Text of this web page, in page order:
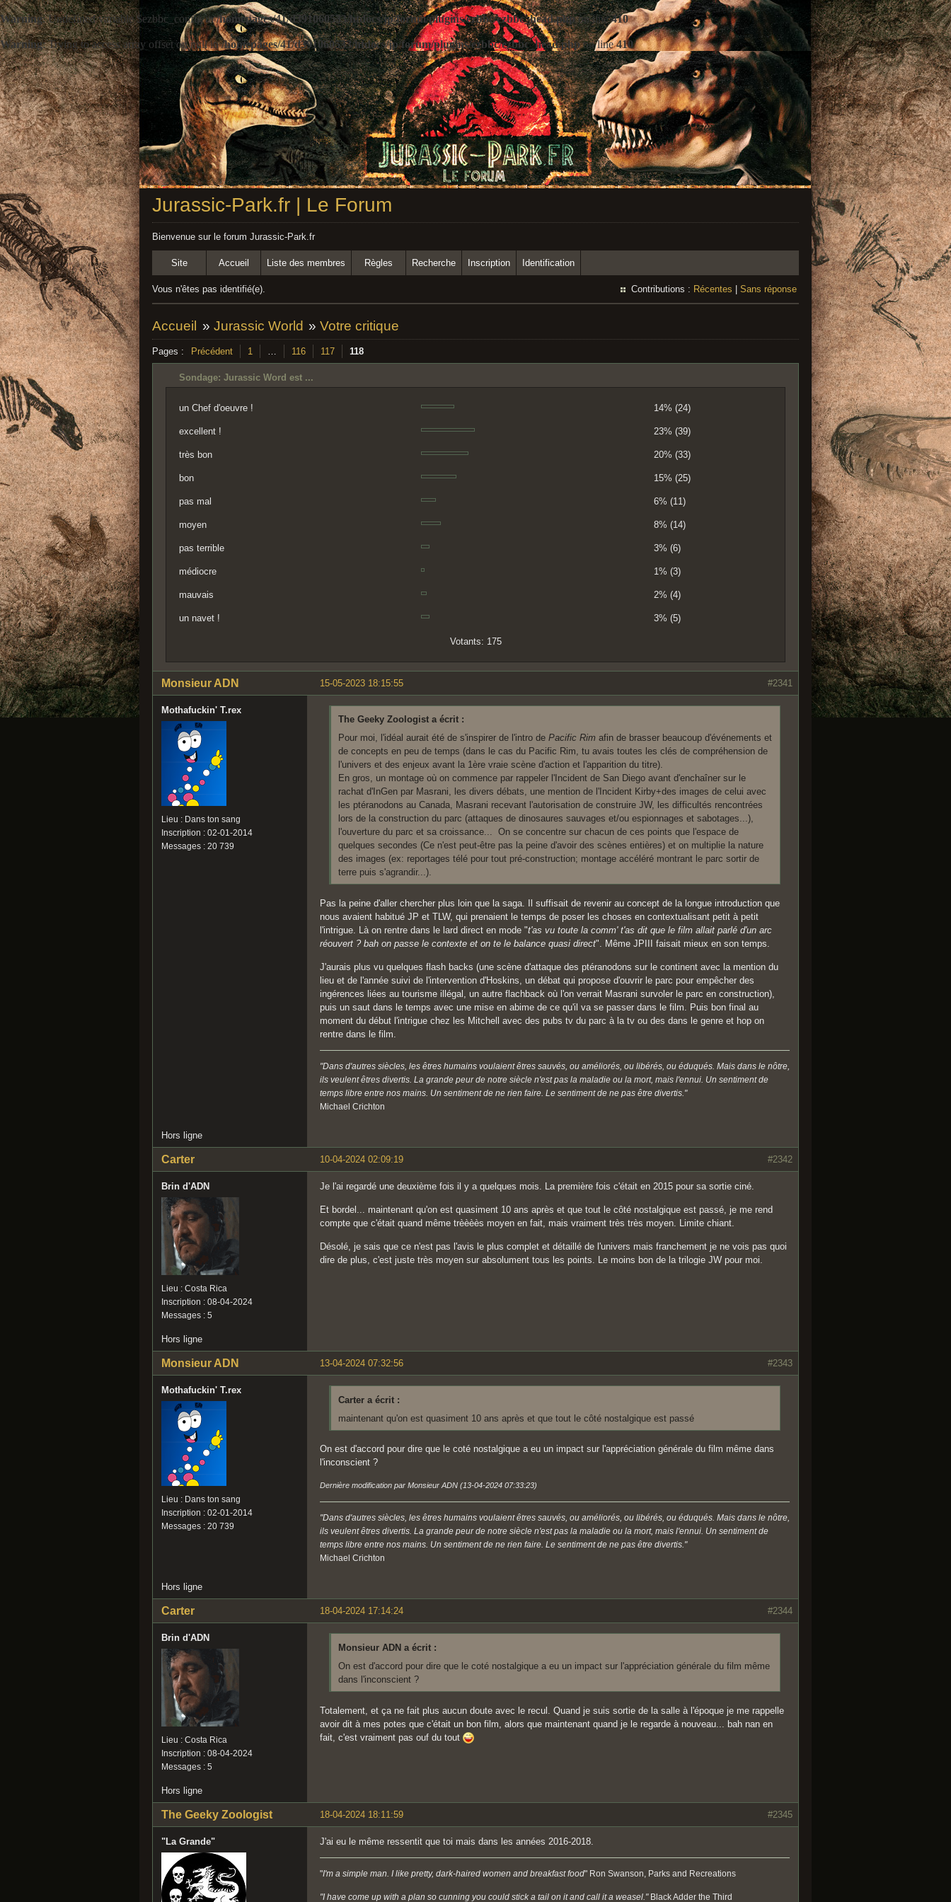
Warning: Undefined variable $ezbbc_config in/homepages/41/d391060533/htdocs/jp/forum/plugins/ezbbc/ezbbc_head.phpon line410
Warning: Trying to access array offset on null in/homepages/41/d391060533/htdocs/jp/forum/plugins/ezbbc/ezbbc_head.phpon line410
Jurassic-Park.fr | Le Forum
Bienvenue sur le forum Jurassic-Park.fr
Site Accueil Liste des membres Règles Recherche Inscription Identification
Vous n'êtes pas identifié(e). Contributions : Récentes Sans réponse
Accueil » Jurassic World »Votre critique
Pages : Précédent 1 … 116 117 118
Sondage: Jurassic Word est ...
un Chef d'oeuvre ! 14% (24)
excellent ! 23% (39)
très bon 20% (33)
bon 15% (25)
pas mal 6% (11)
moyen 8% (14)
pas terrible 3% (6)
médiocre 1% (3)
mauvais 2% (4)
un navet ! 3% (5)
Votants: 175
#2341
15-05-2023 18:15:55
Monsieur ADN
Mothafuckin' T.rex
Lieu : Dans ton sang
Inscription : 02-01-2014
Messages : 20 739
The Geeky Zoologist a écrit :
Pour moi, l'idéal aurait été de s'inspirer de l'intro de Pacific Rim afin de brasser beaucoup d'événements et
de concepts en peu de temps (dans le cas du Pacific Rim, tu avais toutes les clés de compréhension de
l'univers et des enjeux avant la 1ère vraie scène d'action et l'apparition du titre).
En gros, un montage où on commence par rappeler l'Incident de San Diego avant d'enchaîner sur le
rachat d'InGen par Masrani, les divers débats, une mention de l'Incident Kirby+des images de celui avec
les ptéranodons au Canada, Masrani recevant l'autorisation de construire JW, les difficultés rencontrées
lors de la construction du parc (attaques de dinosaures sauvages et/ou espionnages et sabotages...),
l'ouverture du parc et sa croissance... On se concentre sur chacun de ces points que l'espace de
quelques secondes (Ce n'est peut-être pas la peine d'avoir des scènes entières) et on multiplie la nature
des images (ex: reportages télé pour tout pré-construction; montage accéléré montrant le parc sortir de
terre puis s'agrandir...).
Pas la peine d'aller chercher plus loin que la saga. Il suffisait de revenir au concept de la longue introduction que
nous avaient habitué JP et TLW, qui prenaient le temps de poser les choses en contextualisant petit à petit
l'intrigue. Là on rentre dans le lard direct en mode "t'as vu toute la comm' t'as dit que le film allait parlé d'un arc
réouvert ? bah on passe le contexte et on te le balance quasi direct". Même JPIII faisait mieux en son temps.
J'aurais plus vu quelques flash backs (une scène d'attaque des ptéranodons sur le continent avec la mention du
lieu et de l'année suivi de l'intervention d'Hoskins, un débat qui propose d'ouvrir le parc pour empêcher des
ingérences liées au tourisme illégal, un autre flachback où l'on verrait Masrani survoler le parc en construction),
puis un saut dans le temps avec une mise en abime de ce qu'il va se passer dans le film. Puis bon final au
moment du début l'intrigue chez les Mitchell avec des pubs tv du parc à la tv ou des dans le genre et hop on
rentre dans le film.
"Dans d'autres siècles, les êtres humains voulaient êtres sauvés, ou améliorés, ou libérés, ou éduqués. Mais dans le nôtre,
ils veulent êtres divertis. La grande peur de notre siècle n'est pas la maladie ou la mort, mais l'ennui. Un sentiment de
temps libre entre nos mains. Un sentiment de ne rien faire. Le sentiment de ne pas être divertis."
Michael Crichton
Hors ligne
#2342
10-04-2024 02:09:19
Carter
Brin d'ADN
Lieu : Costa Rica
Inscription : 08-04-2024
Messages : 5
Je l'ai regardé une deuxième fois il y a quelques mois. La première fois c'était en 2015 pour sa sortie ciné.
Et bordel... maintenant qu'on est quasiment 10 ans après et que tout le côté nostalgique est passé, je me rend
compte que c'était quand même trèèèès moyen en fait, mais vraiment très très moyen. Limite chiant.
Désolé, je sais que ce n'est pas l'avis le plus complet et détaillé de l'univers mais franchement je ne vois pas quoi
dire de plus, c'est juste très moyen sur absolument tous les points. Le moins bon de la trilogie JW pour moi.
Hors ligne
#2343
13-04-2024 07:32:56
Monsieur ADN
Mothafuckin' T.rex
Lieu : Dans ton sang
Inscription : 02-01-2014
Messages : 20 739
Carter a écrit :
maintenant qu'on est quasiment 10 ans après et que tout le côté nostalgique est passé
On est d'accord pour dire que le coté nostalgique a eu un impact sur l'appréciation générale du film même dans
l'inconscient ?
Dernière modification par Monsieur ADN (13-04-2024 07:33:23)
"Dans d'autres siècles, les êtres humains voulaient êtres sauvés, ou améliorés, ou libérés, ou éduqués. Mais dans le nôtre,
ils veulent êtres divertis. La grande peur de notre siècle n'est pas la maladie ou la mort, mais l'ennui. Un sentiment de
temps libre entre nos mains. Un sentiment de ne rien faire. Le sentiment de ne pas être divertis."
Michael Crichton
Hors ligne
#2344
18-04-2024 17:14:24
Carter
Brin d'ADN
Lieu : Costa Rica
Inscription : 08-04-2024
Messages : 5
Monsieur ADN a écrit :
On est d'accord pour dire que le coté nostalgique a eu un impact sur l'appréciation générale du film même
dans l'inconscient ?
Totalement, et ça ne fait plus aucun doute avec le recul. Quand je suis sortie de la salle à l'époque je me rappelle
avoir dit à mes potes que c'était un bon film, alors que maintenant quand je le regarde à nouveau... bah nan en
fait, c'est vraiment pas ouf du tout
Hors ligne
#2345
18-04-2024 18:11:59
The Geeky Zoologist
"La Grande" J'ai eu le même ressentit que toi mais dans les années 2016-2018.
"I'm a simple man. I like pretty, dark-haired women and breakfast food" Ron Swanson, Parks and Recreations
"I have come up with a plan so cunning you could stick a tail on it and call it a weasel."Black Adder the Third